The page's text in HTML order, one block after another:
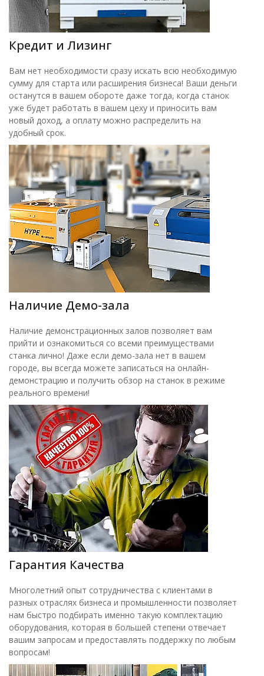
Кредит и Лизинг
Вам нет необходимости сразу искать всю необходимую
сумму для старта или расширения бизнеса! Ваши деньги
останутся в вашем обороте даже тогда, когда станок
уже будет работать в вашем цеху и приносить вам
новый доход, а оплату можно распределить на
удобный срок.
Наличие Демо-зала
Наличие демонстрационных залов позволяет вам
прийти и ознакомиться со всеми преимуществами
станка лично! Даже если демо-зала нет в вашем
городе, вы всегда можете записаться на онлайн-
демонстрацию и получить обзор на станок в режиме
реального времени!
Гарантия Качества
Многолетний опыт сотрудничества с клиентами в
разных отраслях бизнеса и промышленности позволяет
нам быстро подбирать именно такую комплектацию
оборудования, которая в большей степени отвечает
вашим запросам и предоставлять поддержку по любым
вопросам!